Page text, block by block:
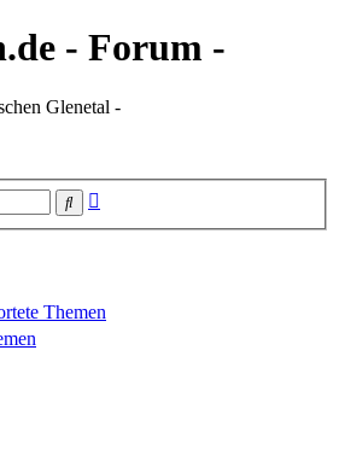
- Forum -
Glenetal -
Suche
Themen